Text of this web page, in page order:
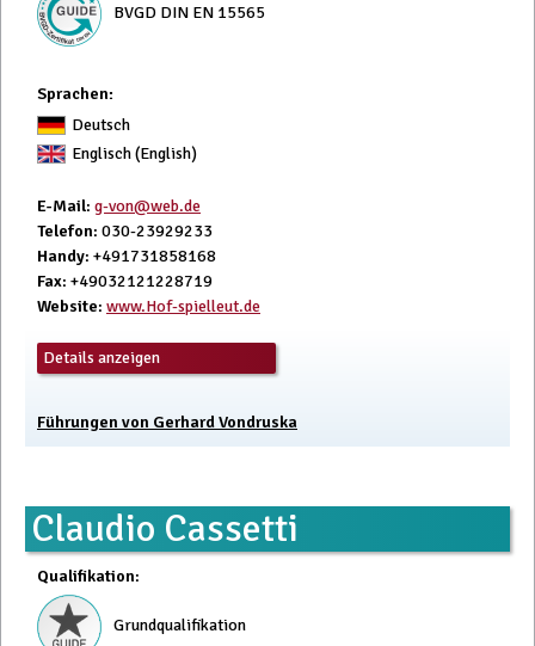
BVGD DIN EN 15565
Sprachen:
Deutsch
Englisch (English)
E-Mail: g-von@web.de
Telefon: 030-23929233
Handy: +491731858168
Fax: +49032121228719
Website: www.Hof-spielleut.de
Details anzeigen
Führungen von Gerhard Vondruska
Claudio Cassetti
Qualifikation:
Grundqualifikation